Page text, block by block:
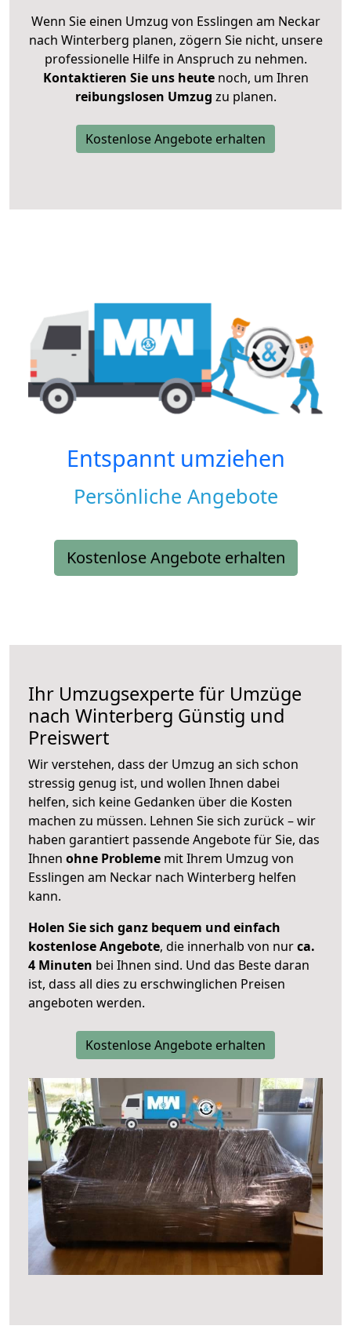
Wenn Sie einen Umzug von Esslingen am Neckar
nach Winterberg planen, zögern Sie nicht, unsere
professionelle Hilfe in Anspruch zu nehmen.
Kontaktieren Sie uns heutenoch, um Ihren
reibungslosen Umzug zu planen.
Kostenlose Angebote erhalten
Entspannt umziehen
Persönliche Angebote
Kostenlose Angebote erhalten
Ihr Umzugsexperte für Umzüge
nach Winterberg Günstig und
Preiswert
Wir verstehen, dass der Umzug an sich schon
stressig genug ist, und wollen Ihnen dabei
helfen, sich keine Gedanken über die Kosten
machen zu müssen. Lehnen Sie sich zurück – wir
haben garantiert passende Angebote für Sie, das
Ihnen ohne Probleme mit Ihrem Umzug von
Esslingen am Neckar nach Winterberg helfen
kann.
Holen Sie sich ganz bequem und einfach
kostenlose Angebote, die innerhalb von nurca.
4 Minuten bei Ihnen sind. Und das Beste daran
ist, dass all dies zu erschwinglichen Preisen
angeboten werden.
Kostenlose Angebote erhalten